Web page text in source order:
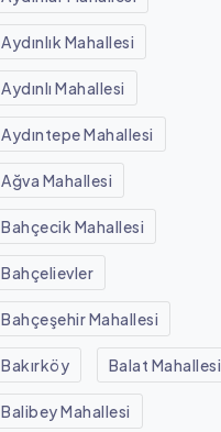
Aydınlık Mahallesi
Aydınlı Mahallesi
Aydıntepe Mahallesi
Ağva Mahallesi
Bahçecik Mahallesi
Bahçelievler
Bahçeşehir Mahallesi
Bakırköy Balat Mahallesi
Balibey Mahallesi